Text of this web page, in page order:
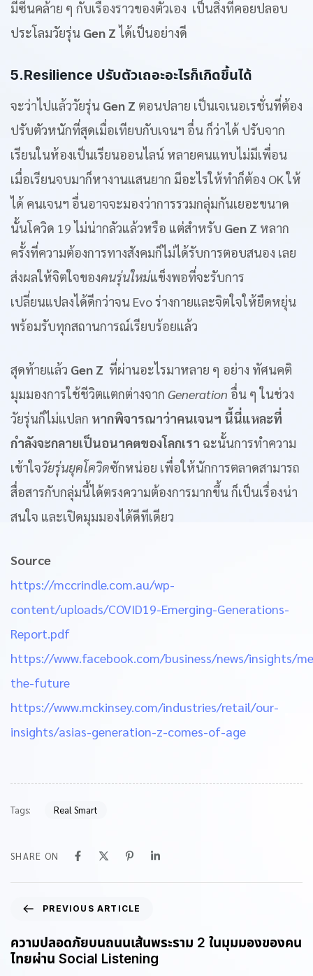
มีซีนคล้าย ๆ กับเรื่องราวของตัวเอง เป็นสิ่งที่คอยปลอบ
ประโลมวัยรุ่น Gen Z ได้เป็นอย่างดี
5.Resilience ปรับตัวเถอะอะไรก็เกิดขึ้นได้
จะว่าไปแล้ววัยรุ่น Gen Z ตอนปลาย เป็นเจเนอเรชั่นที่ต้อง
ปรับตัวหนักที่สุดเมื่อเทียบกับเจนฯ อื่น ก็ว่าได้ ปรับจาก
เรียนในห้องเป็นเรียนออนไลน์ หลายคนแทบไม่มีเพื่อน
เมื่อเรียนจบมาก็หางานแสนยาก มีอะไรให้ทำก็ต้อง OK ให้
ได้ คนเจนฯ อื่นอาจจะมองว่าการรวมกลุ่มกันเยอะขนาด
นั้นโควิด 19 ไม่น่ากลัวแล้วหรือ แต่สำหรับ Gen Z หลาก
ครั้งที่ความต้องการทางสังคมก็ไม่ได้รับการตอบสนอง เลย
ส่งผลให้จิตใจของคนรุ่นใหม่แข็งพอที่จะรับการ
เปลี่ยนแปลงได้ดีกว่าจน Evo ร่างกายและจิตใจให้ยืดหยุ่น
พร้อมรับทุกสถานการณ์เรียบร้อยแล้ว
สุดท้ายแล้ว Gen Z ที่ผ่านอะไรมาหลาย ๆ อย่าง ทัศนคติ
มุมมองการใช้ชีวิตแตกต่างจาก Generation อื่น ๆ ในช่วง
วัยรุ่นก็ไม่แปลก หากพิจารณาว่าคนเจนฯ นี้นี่แหละที่
กำลังจะกลายเป็นอนาคตของโลกเรา ฉะนั้นการทำความ
เข้าใจวัยรุ่นยุคโควิดซักหน่อย เพื่อให้นักการตลาดสามารถ
สื่อสารกับกลุ่มนี้ได้ตรงความต้องการมากขึ้น ก็เป็นเรื่องน่า
สนใจ และเปิดมุมมองได้ดีทีเดียว
Source
https://mccrindle.com.au/wp-
content/uploads/COVID19-Emerging-Generations-
Report.pdf
https://www.facebook.com/business/news/insights/
the-future
https://www.mckinsey.com/industries/retail/our-
insights/asias-generation-z-comes-of-age
Tags: Real Smart
SHARE ON
PREVIOUS ARTICLE
ความปลอดภัยบนถนนเส้นพระราม 2 ในมุมมองของคน
ไทยผ่าน Social Listening